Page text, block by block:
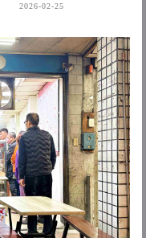
2026-02-25